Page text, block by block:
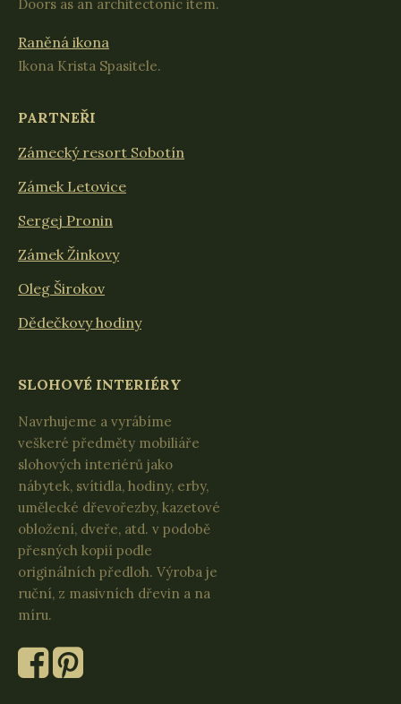
Doors as an architectonic item.
Raněná ikona
Ikona Krista Spasitele.
PARTNEŘI
Zámecký resort Sobotín
Zámek Letovice
Sergej Pronin
Zámek Žinkovy
Oleg Širokov
Dědečkovy hodiny
SLOHOVÉ INTERIÉRY
Navrhujeme a vyrábíme
veškeré předměty mobiliáře
slohových interiérů jako
nábytek, svítidla, hodiny, erby,
umělecké dřevořezby, kazetové
obložení, dveře, atd. v podobě
přesných kopií podle
originálních předloh. Výroba je
ruční, z masivních dřevin a na
míru.